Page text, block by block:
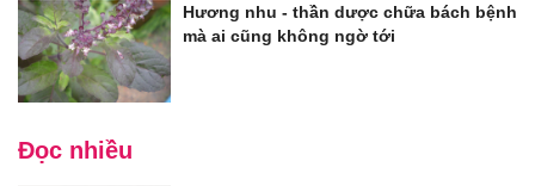
Hương nhu - thần dược chữa bách bệnh
mà ai cũng không ngờ tới
Đọc nhiều